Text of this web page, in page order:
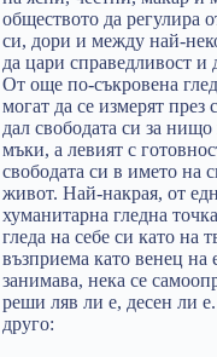
обществото да регулира
си, дори и между най-
да цари справедливост
От още по-съкровена
могат да се измерят през
дал свободата си за
мъки, а левият с
свободата си в името на
живот. Най-накрая, от
хуманитарна гледна
гледа на себе си като на
възприема като венец
занимава, нека се
реши ляв ли е, десен ли
друго: